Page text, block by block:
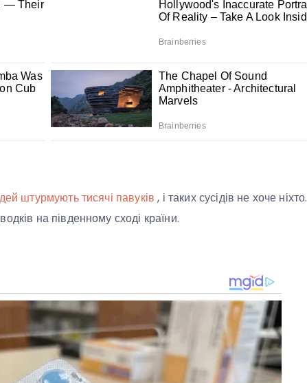
штурмують тисячі павуків , і таких сусідів не хоче ніхто.
на південному сході країни.